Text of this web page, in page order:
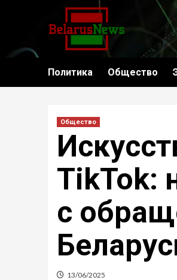
Политика Общество
Общество
TikTok:
с
13/06/2025